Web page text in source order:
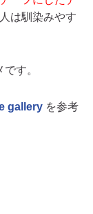
は馴染みやす
す。
gallery を参考